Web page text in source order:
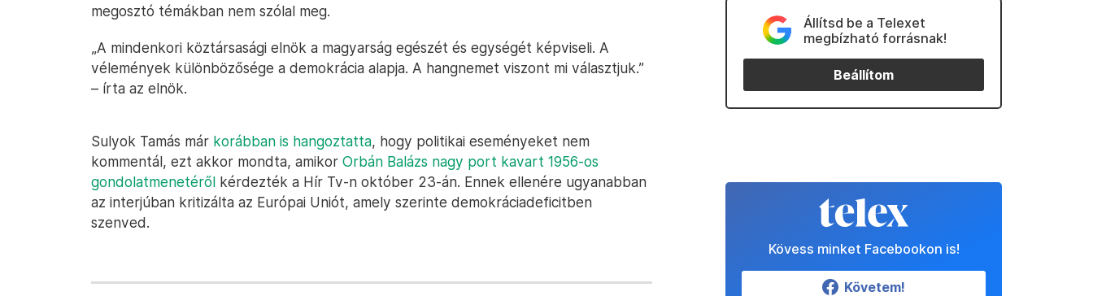
megosztó témákban nem szólal meg.
„A mindenkori köztársasági elnök a magyarság egészét és egységét képviseli. A
vélemények különbözősége a demokrácia alapja. A hangnemet viszont mi választjuk.”
– írta az elnök.
Sulyok Tamás már korábban is hangoztatta, hogy politikai eseményeket nem
kommentál, ezt akkor mondta, amikor Orbán Balázs nagy port kavart 1956-os
gondolatmenetéről kérdezték a Hír Tv-n október 23-án. Ennek ellenére ugyanabban
az interjúban kritizálta az Európai Uniót, amely szerinte demokráciadeficitben
szenved.
Állítsd be a Telexet
megbízható forrásnak!
Beállítom
Kövess minket Facebookon is!
Követem!